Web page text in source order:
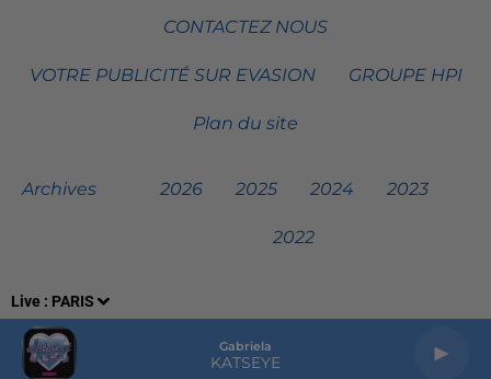
Live : PARIS
Gabriela
KATSEYE
CONTACTEZ NOUS
VOTRE PUBLICITÉ SUR EVASION GROUPE HPI
Plan du site
Archives 2026 2025 2024 2023
2022